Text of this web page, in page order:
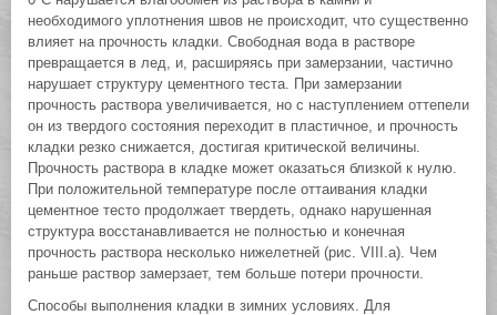
необходимого уплотнения швов не происходит, что существенно
влияет на прочность кладки. Свободная вода в растворе
превращается в лед, и, расширяясь при замерзании, частично
нарушает структуру цементного теста. При замерзании
прочность раствора увеличивается, но с наступлением оттепели
он из твердого состояния переходит в пластичное, и прочность
кладки резко снижается, достигая критической величины.
Прочность раствора в кладке может оказаться близкой к нулю.
При положительной температуре после оттаивания кладки
цементное тесто продолжает твердеть, однако нарушенная
структура восстанавливается не полностью и конечная
прочность раствора несколько нижелетней (рис. VIII.а). Чем
раньше раствор замерзает, тем больше потери прочности.
Способы выполнения кладки в зимних условиях. Для